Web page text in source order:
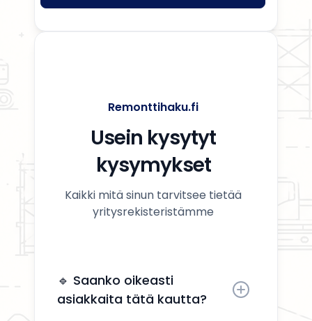
Remonttihaku.fi
Usein kysytyt
kysymykset
Kaikki mitä sinun tarvitsee tietää
yritysrekisteristämme
🔹 Saanko oikeasti
asiakkaita tätä kautta?